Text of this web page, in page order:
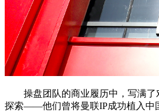
操盘团队的商业履历中，写满了
探索——他们曾将曼联IP成功植入中